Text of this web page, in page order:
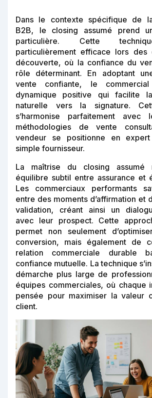
Dans le contexte spécifique de
B2B, le closing assumé prend
particulière. Cette
particulièrement efficace lors des
découverte, où la confiance du
rôle déterminant. En adoptant
vente confiante, le
dynamique positive qui facilite
naturelle vers la signature.
s’harmonise parfaitement avec
méthodologies de vente
vendeur se positionne en expert
simple fournisseur.
La maîtrise du closing assumé
équilibre subtil entre assurance et
Les commerciaux performants
entre des moments d’affirmation et
validation, créant ainsi un
avec leur prospect. Cette
permet non seulement
conversion, mais également de
relation commerciale durable
confiance mutuelle. La technique
démarche plus large de
équipes commerciales, où chaque
pensée pour maximiser la valeur
client.